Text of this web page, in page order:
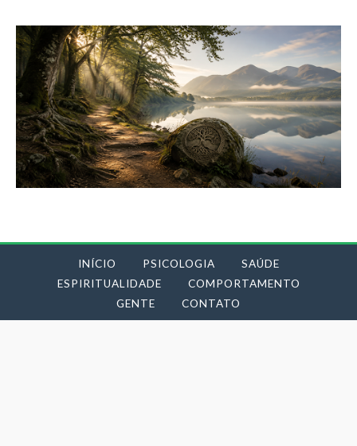
INÍCIO PSICOLOGIA
SAÚDE
ESPIRITUALIDADE
COMPORTAMENTO
GENTE
CONTATO